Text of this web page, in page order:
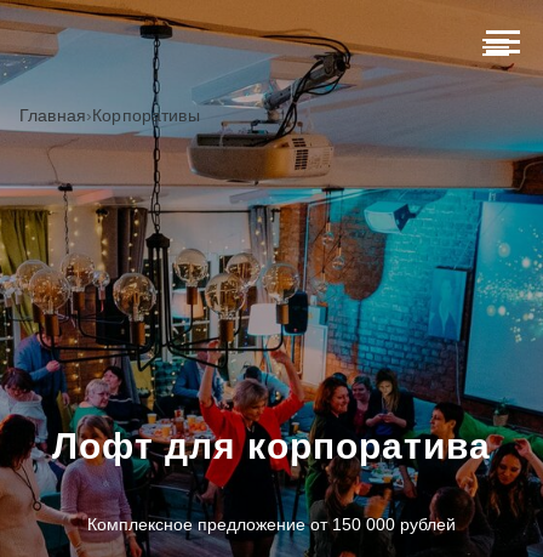
Лофт для корпоратива
Комплексное предложение от 150 000 рублей
Главная›Корпоративы